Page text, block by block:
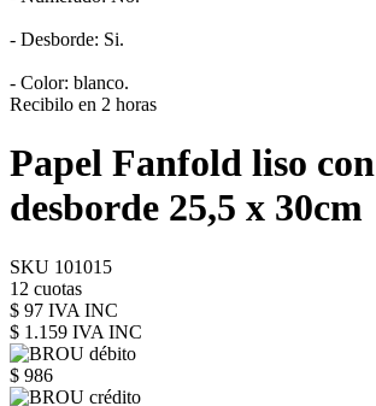
- Desborde: Si.
- Color: blanco.
Recibilo en 2 horas
Papel Fanfold liso con
desborde 25,5 x 30cm
SKU 101015
12 cuotas
$ 97 IVA INC
$ 1.159 IVA INC
$ 986